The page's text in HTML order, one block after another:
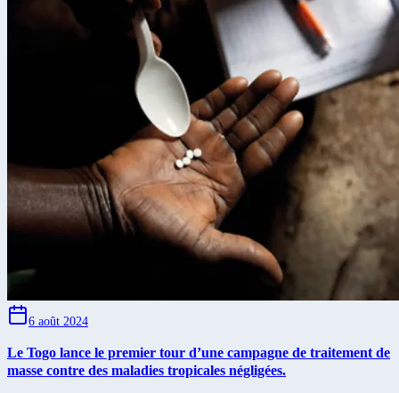
6 août 2024
Le Togo lance le premier tour d’une campagne de traitement de
masse contre des maladies tropicales négligées.